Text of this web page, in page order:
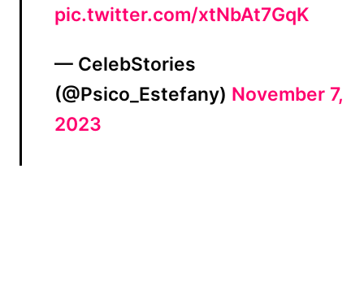
pic.twitter.com/xtNbAt7GqK
— CelebStories
(@Psico_Estefany) November 7,
2023